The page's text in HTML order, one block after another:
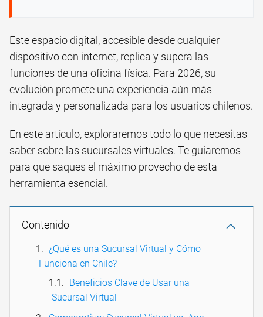
Este espacio digital, accesible desde cualquier
dispositivo con internet, replica y supera las
funciones de una oficina física. Para 2026, su
evolución promete una experiencia aún más
integrada y personalizada para los usuarios chilenos.
En este artículo, exploraremos todo lo que necesitas
saber sobre las sucursales virtuales. Te guiaremos
para que saques el máximo provecho de esta
herramienta esencial.
Contenido
¿Qué es una Sucursal Virtual y Cómo
Funciona en Chile?
Beneficios Clave de Usar una
Sucursal Virtual